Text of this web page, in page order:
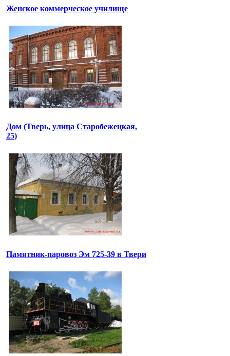
Женское коммерческое училище
Дом (Тверь, улица Старобежецкая,
25)
Памятник-паровоз Эм 725-39 в Твери